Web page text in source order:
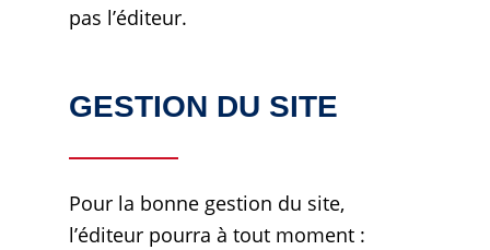
pas l’éditeur.
GESTION DU SITE
Pour la bonne gestion du site,
l’éditeur pourra à tout moment :